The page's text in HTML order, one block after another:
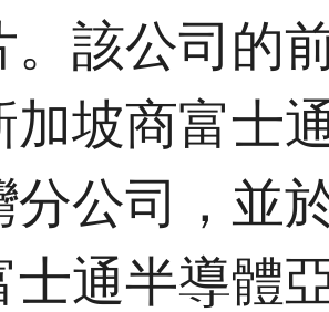
。該公司的
加坡商富士
分公司，並
士通半導體